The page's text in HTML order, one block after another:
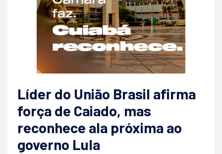
Líder do União Brasil afirma
força de Caiado, mas
reconhece ala próxima ao
governo Lula